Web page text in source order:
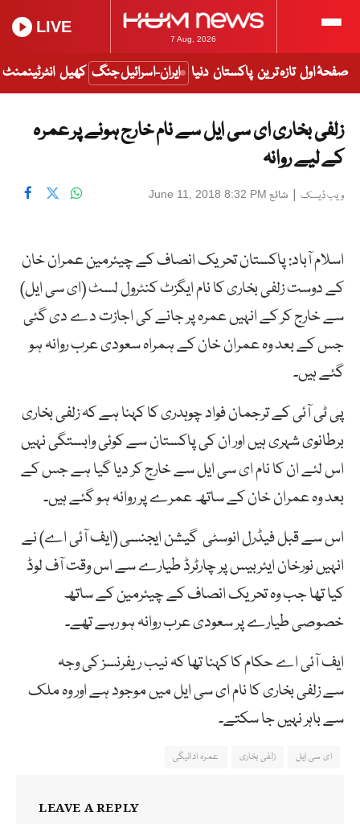
7 Aug, 2026
LIVE
صفحۂ اول تازہ ترین پاکستان دنیا ایران-اسرائیل جنگ کھیل انٹرٹینمنٹ
زلفی بخاری ای سی ایل سے نام خارج ہونے پر عمرہ
کے لیے روانہ
ویب ڈیسک | شائع June 11, 2018 8:32 PM
اسلام آباد: پاکستان تحریک انصاف کے چیئرمین عمران خان
کے دوست زلفی بخاری کا نام ایگزٹ کنٹرول لسٹ (ای سی ایل)
سے خارج کر کے انہیں عمرہ پر جانے کی اجازت دے دی گئی
جس کے بعد وہ عمران خان کے ہمراہ سعودی عرب روانہ ہو
گئے ہیں۔
پی ٹی آئی کے ترجمان فواد چوہدری کا کہنا ہے کہ زلفی بخاری
برطانوی شہری ہیں اور ان کی پاکستان سے کوئی وابستگی نہیں
اس لئے ان کا نام ای سی ایل سے خارج کر دیا گیا ہے جس کے
بعد وہ عمران خان کے ساتھ عمرے پر روانہ ہو گئے ہیں۔
اس سے قبل فیڈرل انوسٹی گیشن ایجنسی (ایف آئی اے) نے
انہیں نورخان ایئربیس پر چارٹرڈ طیارے سے اس وقت آف لوڈ
کیا تھا جب وہ تحریک انصاف کے چیئرمین کے ساتھ
خصوصی طیارے پر سعودی عرب روانہ ہو رہے تھے۔
ایف آئی اے حکام کا کہنا تھا کہ نیب ریفرنسز کی وجہ
سے زلفی بخاری کا نام ای سی ایل میں موجود ہے اور وہ ملک
سے باہر نہیں جا سکتے۔
ای سی ایل زلفی بخاری عمرہ ادائیگی
LEAVE A REPLY